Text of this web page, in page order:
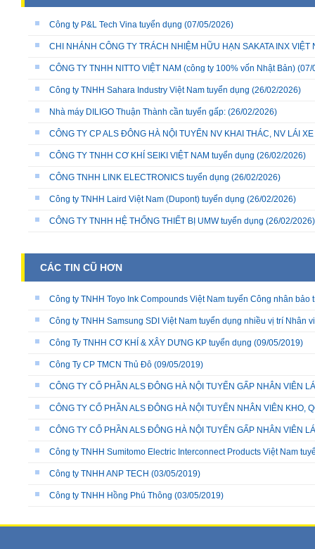
Công ty P&L Tech Vina tuyển dụng (07/05/2026)
CHI NHÁNH CÔNG TY TRÁCH NHIỆM HỮU HẠN SAKATA INX
CÔNG TY TNHH NITTO VIỆT NAM (công ty 100% vốn Nhật Bản) (07/
Công ty TNHH Sahara Industry Việt Nam tuyển dụng (26/02/2026)
Nhà máy DILIGO Thuận Thành cần tuyển gấp: (26/02/2026)
CÔNG TY CP ALS ĐÔNG HÀ NỘI TUYỂN NV KHAI THÁC, NV LÁI
CÔNG TY TNHH CƠ KHÍ SEIKI VIỆT NAM tuyển dụng (26/02/2026)
CÔNG TNHH LINK ELECTRONICS tuyển dụng (26/02/2026)
Công ty TNHH Laird Việt Nam (Dupont) tuyển dụng (26/02/2026)
CÔNG TY TNHH HỆ THỐNG THIẾT BỊ UMW tuyển dụng (26/02/2026)
CÁC TIN CŨ HƠN
Công ty TNHH Toyo Ink Compounds Việt Nam tuyển Công nhân bảo
Công ty TNHH Samsung SDI Việt Nam tuyển dụng nhiều vị trí Nhân
Công Ty TNHH CƠ KHÍ & XÂY DƯNG KP tuyển dụng (09/05/2019)
Công Ty CP TMCN Thủ Đô (09/05/2019)
CÔNG TY CỔ PHẦN ALS ĐÔNG HÀ NỘI TUYỂN GẤP NHÂN VIÊN
CÔNG TY CỔ PHẦN ALS ĐÔNG HÀ NỘI TUYỂN NHÂN VIÊN KHO,
CÔNG TY CỔ PHẦN ALS ĐÔNG HÀ NỘI TUYỂN GẤP NHÂN VIÊN
Công ty TNHH Sumitomo Electric Interconnect Products Việt Nam
Công ty TNHH ANP TECH (03/05/2019)
Công ty TNHH Hồng Phú Thông (03/05/2019)